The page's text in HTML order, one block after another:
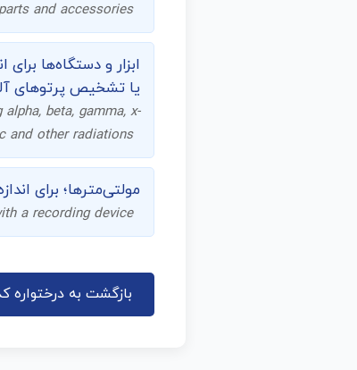
and accessories
یا تشخیص پرتوهای
beta, gamma, x-
and other radiations
مولتی‌مترها؛ برای
a recording device
بازگشت به درختواره